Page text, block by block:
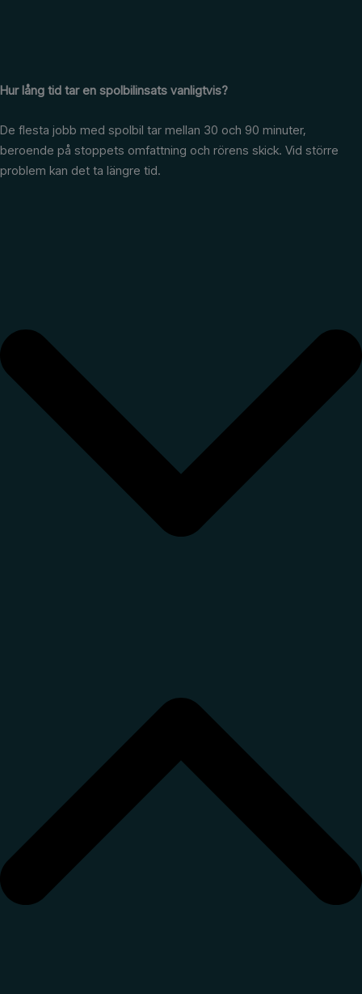
Hur lång tid tar en spolbilinsats vanligtvis?
De flesta jobb med spolbil tar mellan 30 och 90 minuter,
beroende på stoppets omfattning och rörens skick. Vid större
problem kan det ta längre tid.